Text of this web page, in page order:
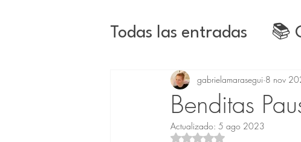
Todas las entradas 📚
Mensajes Akáshicos
Ejercicios conscientes
Benditas
gabrielamarasegui 8 nov
Actualizado: 5 ago 2023
Obtuvo NaN de 5 estrellas.